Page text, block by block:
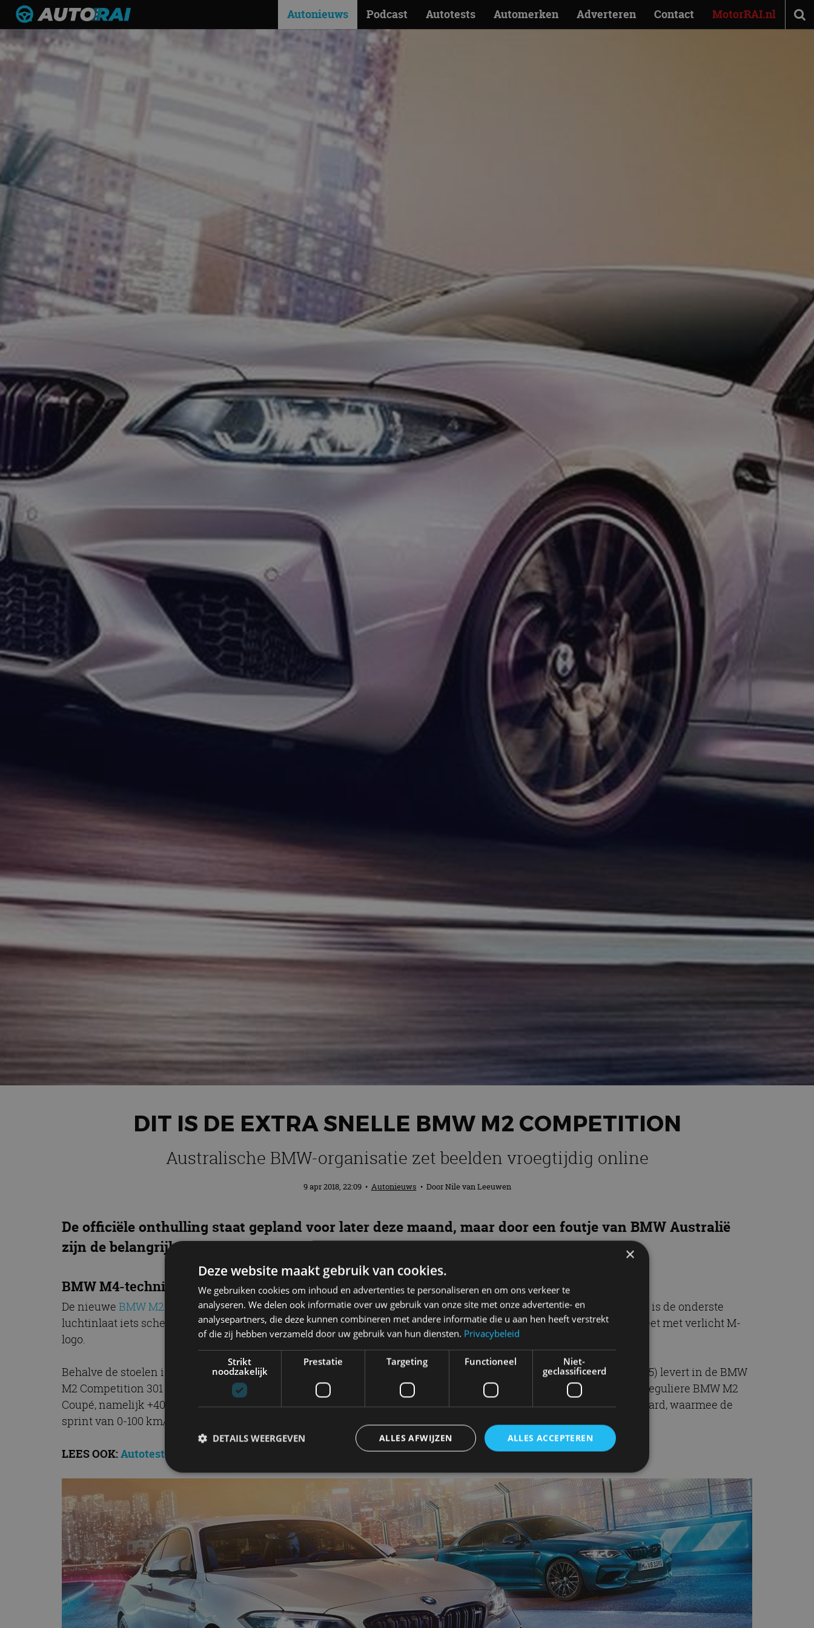
Autonieuws Podcast Autotests Automerken Adverteren Contact MotorRAI.nl
DIT IS DE EXTRA SNELLE BMW M2 COMPETITION
Australische BMW-organisatie zet beelden vroegtijdig online
9 apr 2018, 22:09 • Autonieuws • DoorNile van Leeuwen
De officiële onthulling staat gepland voor later deze maand, maar door een foutje van BMW Australië
zijn de belangrijkste details van de extra snelle BMW M2 Competition al uitgelekt.
BMW M4-techniek
De nieuwe BMW M2 Competitionis te herkennen aan de specifieke 19-inch M-wielen en volledig zwarte grille. Ook is de onderste
luchtinlaat iets scherper en hoekiger getekend. In het interieur zien we dezelfde stoelen als bij de BMW M4, compleet met verlicht M-
logo.
Behalve de stoelen is ook de motor afkomstig uit de BMW M4. De 3,0-liter zes-in-lijn met twee turbo’s (motorcode S55) levert in de BMW
M2 Competition 301 kW (410 pk) en 550 Nm. Weliswaar iets minder dan in de M4, maar aanzienlijk meer dan in de reguliere BMW M2
Coupé, namelijk +40 pk vermogen en +85 Nm trekkracht. Naar verwachting is de 7-traps M DCT-transmissie standaard, waarmee de
sprint van 0-100 km/u slechts 4,2 seconden zou duren. Meer info volgt snel.
LEES OOK:Autotest – BMW M2 Coupé ontmoet 1 Serie M Coupé
×
Deze website maakt gebruik van cookies.
We gebruiken cookies om inhoud en advertenties te personaliseren en om ons verkeer te
analyseren. We delen ook informatie over uw gebruik van onze site met onze advertentie- en
analysepartners, die deze kunnen combineren met andere informatie die u aan hen heeft verstrekt
of die zij hebben verzameld door uw gebruik van hun diensten. Privacybeleid
Strikt
noodzakelijk
Prestatie Targeting Functioneel
Niet-
geclassificeerd
ALLES ACCEPTEREN
ALLES AFWIJZEN
DETAILS WEERGEVEN
Prestatie Targeting Functioneel Niet-geclassificeerd
Strikt noodzakelijke cookies maken de kernfunctionaliteiten van de website mogelijk, zoals gebruikersaanmelding en
accountbeheer. De website kan niet goed worden gebruikt zonder de strikt noodzakelijke cookies.
Aanbieder
/
Domein
Vervaldatum Omschrijving
cf_clearance
Cloudflare,
Deze cookie wordt gebruikt door de CloudFlare-service om
vertrouwd webverkeer te identificeren en alle
beveiligingsbeperkingen op basis van het IP-adres van de bezoeker
te omzeilen. Het is essentieel voor het ondersteunen van de
veiligheid van een website functies en in het bieden van
bescherming tegen kwaadaardige bezoekers.